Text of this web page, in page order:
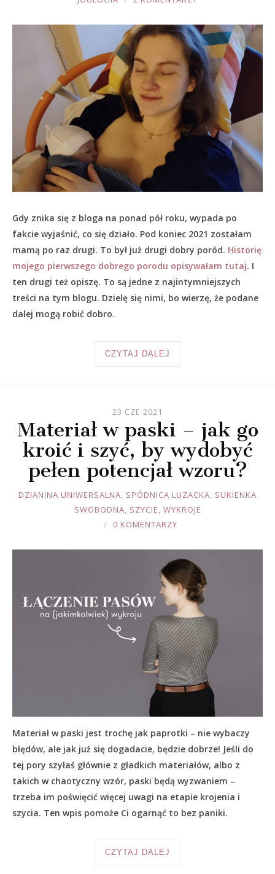
Gdy znika się z bloga na ponad pół roku, wypada po
fakcie wyjaśnić, co się działo. Pod koniec 2021 zostałam
mamą po raz drugi. To był już drugi dobry poród. Historię
mojego pierwszego dobrego porodu opisywałam tutaj. I
ten drugi też opiszę. To są jedne z najintymniejszych
treści na tym blogu. Dzielę się nimi, bo wierzę, że podane
dalej mogą robić dobro.
CZYTAJ DALEJ
23 CZE 2021
Materiał w paski – jak go
kroić i szyć, by wydobyć
pełen potencjał wzoru?
JOULE
DZIANINA UNIWERSALNA, SPÓDNICA LUZACKA, SUKIENKA
SWOBODNA, SZYCIE, WYKROJE
0 KOMENTARZY
Materiał w paski jest trochę jak paprotki – nie wybaczy
błędów, ale jak już się dogadacie, będzie dobrze! Jeśli do
tej pory szyłaś głównie z gładkich materiałów, albo z
takich w chaotyczny wzór, paski będą wyzwaniem –
trzeba im poświęcić więcej uwagi na etapie krojenia i
szycia. Ten wpis pomoże Ci ogarnąć to bez paniki.
CZYTAJ DALEJ